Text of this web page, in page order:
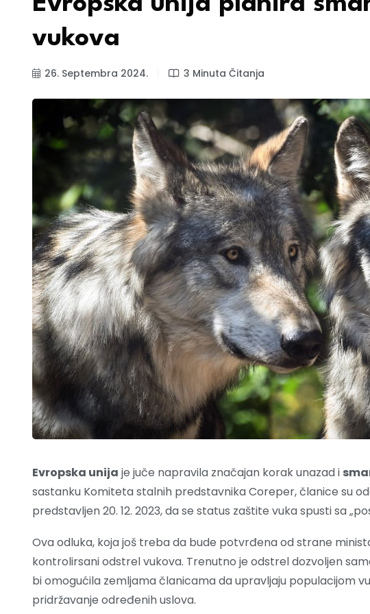
vukova
26. Septembra 2024. 3 Minuta Čitanja
Evropska unija je juče napravila značajan korak unazad i
sastanku Komiteta stalnih predstavnika Coreper, članice su
predstavljen 20. 12. 2023, da se status zaštite vuka spusti sa
Ova odluka, koja još treba da bude potvrđena od strane
kontrolirsani odstrel vukova. Trenutno je odstrel dozvoljen
bi omogućila zemljama članicama da upravljaju populacijom
pridržavanje određenih uslova.